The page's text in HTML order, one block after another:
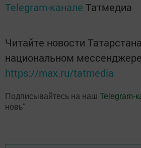
Telegram-канале Татмедиа
Читайте новости
национальном
https://max.ru/tatmedia
Подписывайтесь на наш Telegram-
новь"